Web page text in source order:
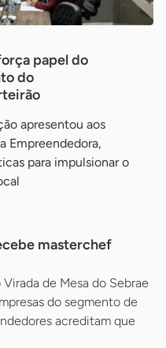
papel do
do
apresentou aos
Empreendedora,
para impulsionar o
masterchef
de Mesa do Sebrae
do segmento de
acreditam que